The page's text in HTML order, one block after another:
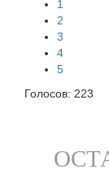
1
2
3
4
5
Голосов: 223